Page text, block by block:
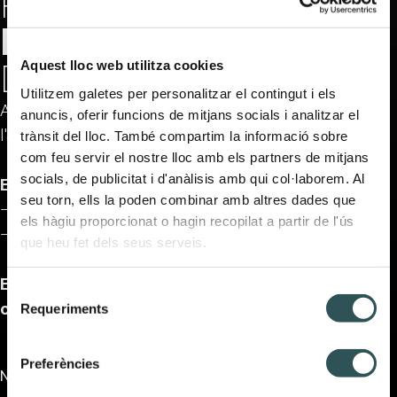
Aquest lloc web utilitza cookies
Utilitzem galetes per personalitzar el contingut i els
anuncis, oferir funcions de mitjans socials i analitzar el
trànsit del lloc. També compartim la informació sobre
com feu servir el nostre lloc amb els partners de mitjans
socials, de publicitat i d'anàlisis amb qui col·laborem. Al
seu torn, ells la poden combinar amb altres dades que
els hàgiu proporcionat o hagin recopilat a partir de l'ús
que heu fet dels seus serveis.
Selecció
de Requeriments
Preferències
FESTA MÉS ÈPICADES
DE LES ALTURES
Aquest hivern, Andorra es converteix en l'epicentre de
l'après-ski amb una experiència única a L'Abarset.
Escull la teva opció preferida:
— Après-ski: de16h a 22h
— After Party: de
22h a 02h
El millor de tot? Que pots quedar-te amb ambdues
opcions!
No se han encontrado eventos